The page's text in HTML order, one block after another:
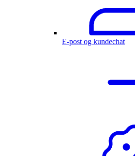
E-post og kundechat